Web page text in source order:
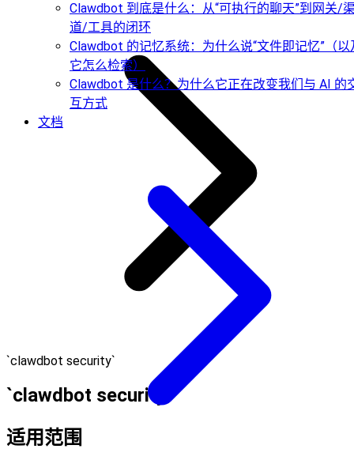
Clawdbot 到底是什么：从“可执行的聊天”到网关/
道/工具的闭环
Clawdbot 的记忆系统：为什么说“文件即记忆”（以
它怎么检索）
Clawdbot 是什么？为什么它正在改变我们与 AI 的
互方式
文档
`clawdbot security`
`clawdbot security`
适用范围